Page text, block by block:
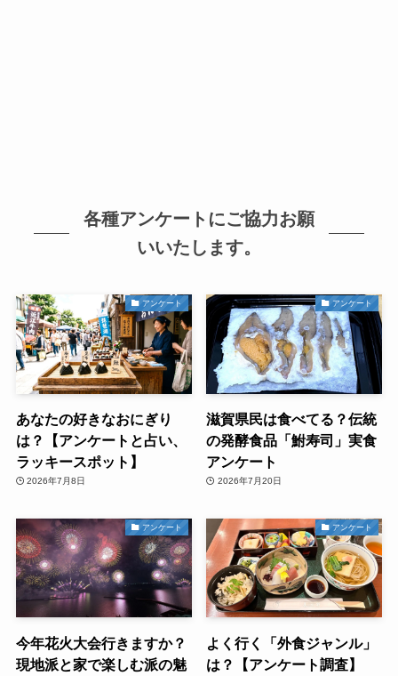
各種アンケートにご協力お願
いいたします。
アンケート
あなたの好きなおにぎり
は？【アンケートと占い、
ラッキースポット】
2026年7月8日
アンケート
滋賀県民は食べてる？伝統
の発酵食品「鮒寿司」実食
アンケート
2026年7月20日
アンケート
今年花火大会行きますか？
現地派と家で楽しむ派の魅
アンケート
よく行く「外食ジャンル」
は？【アンケート調査】